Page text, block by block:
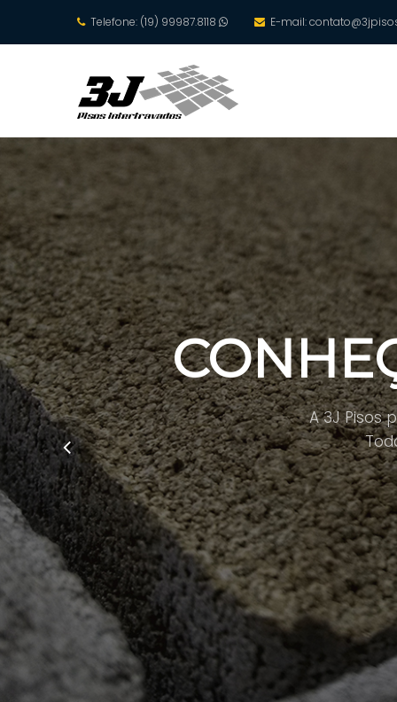
Telefone: (19) 99987.8118 E-mail:
A 3J Pisos